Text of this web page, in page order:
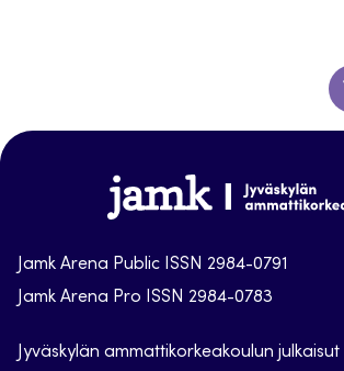
Jamk
Arena
Jamk Arena Public ISSN 2984-0791
Jamk Arena Pro ISSN 2984-0783
Jyväskylän ammattikorkeakoulun julkaisut